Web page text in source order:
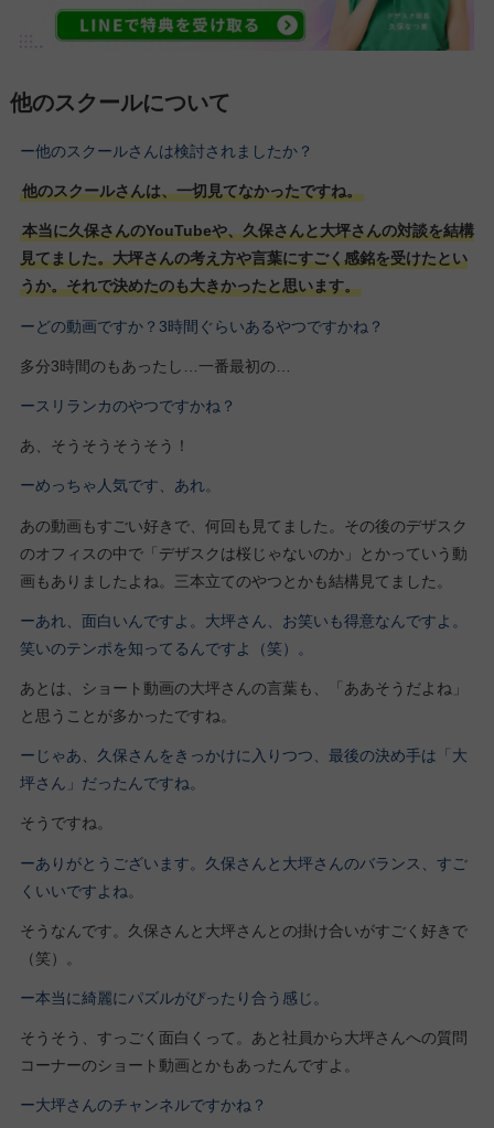
他のスクールについて
ー他のスクールさんは検討されましたか？
他のスクールさんは、一切見てなかったですね。
本当に久保さんのYouTubeや、久保さんと大坪さんの対談を結構
見てました。大坪さんの考え方や言葉にすごく感銘を受けたとい
うか。それで決めたのも大きかったと思います。
ーどの動画ですか？3時間ぐらいあるやつですかね？
多分3時間のもあったし…一番最初の…
ースリランカのやつですかね？
あ、そうそうそうそう！
ーめっちゃ人気です、あれ。
あの動画もすごい好きで、何回も見てました。その後のデザスク
のオフィスの中で「デザスクは桜じゃないのか」とかっていう動
画もありましたよね。三本立てのやつとかも結構見てました。
ーあれ、面白いんですよ。大坪さん、お笑いも得意なんですよ。
笑いのテンポを知ってるんですよ（笑）。
あとは、ショート動画の大坪さんの言葉も、「ああそうだよね」
と思うことが多かったですね。
ーじゃあ、久保さんをきっかけに入りつつ、最後の決め手は「大
坪さん」だったんですね。
そうですね。
ーありがとうございます。久保さんと大坪さんのバランス、すご
くいいですよね。
そうなんです。久保さんと大坪さんとの掛け合いがすごく好きで
（笑）。
ー本当に綺麗にパズルがぴったり合う感じ。
そうそう、すっごく面白くって。あと社員から大坪さんへの質問
コーナーのショート動画とかもあったんですよ。
ー大坪さんのチャンネルですかね？